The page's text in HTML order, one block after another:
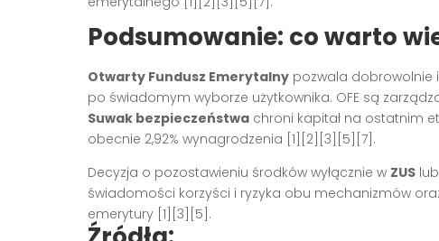
Podsumowanie: co warto
Otwarty Fundusz Emerytalny pozwala dobrowolnie
po świadomym wyborze użytkownika. OFE są
Suwak bezpieczeństwa chroni kapitał na ostatnim
obecnie 2,92% wynagrodzenia [1][2][3][5][7] .
Decyzja o pozostawieniu środków wyłącznie w ZUS
świadomości korzyści i ryzyka obu mechanizmów
emerytury [1][3][5] .